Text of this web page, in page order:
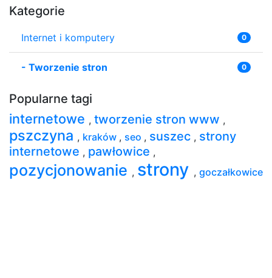
Kategorie
Internet i komputery 0
- Tworzenie stron 0
Popularne tagi
internetowe , tworzenie stron www ,
pszczyna , kraków , seo , suszec , strony
internetowe , pawłowice ,
pozycjonowanie , strony , goczałkowice